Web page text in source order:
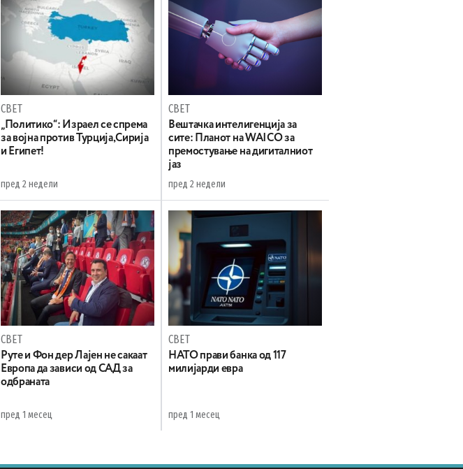
СВЕТ
„Политико“: Израел се спрема
за војна против Турција,Сирија
и Египет!
пред 2 недели
СВЕТ
Вештачка интелигенција за
сите: Планот на WAICO за
премостување на дигиталниот
јаз
пред 2 недели
СВЕТ
Руте и Фон дер Лајен не сакаат
Европа да зависи од САД за
одбраната
пред 1 месец
СВЕТ
НАТО прави банка од 117
милијарди евра
пред 1 месец